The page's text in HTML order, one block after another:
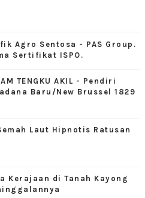
Agro Sentosa - PAS Group.
Sertifikat ISPO.
TENGKU AKIL - Pendiri
Baru/New Brussel 1829
Laut Hipnotis Ratusan
Kerajaan di Tanah Kayong